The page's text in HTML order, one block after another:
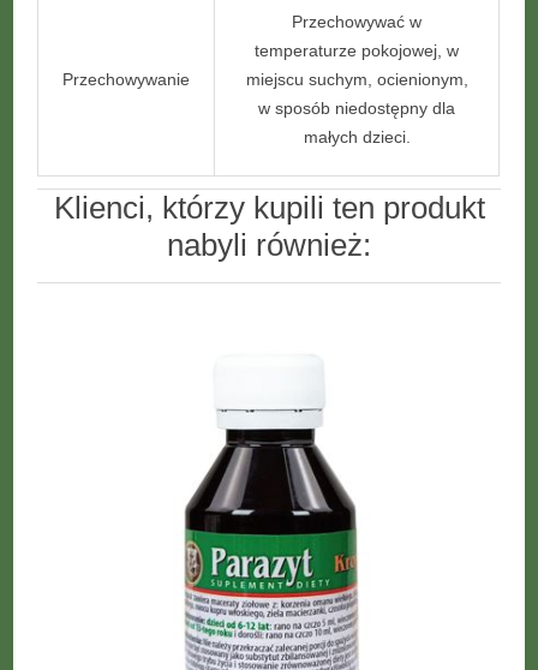
Przechowywanie
Przechowywać w
temperaturze pokojowej, w
miejscu suchym, ocienionym,
w sposób niedostępny dla
małych dzieci.
Klienci, którzy kupili ten produkt
nabyli również: